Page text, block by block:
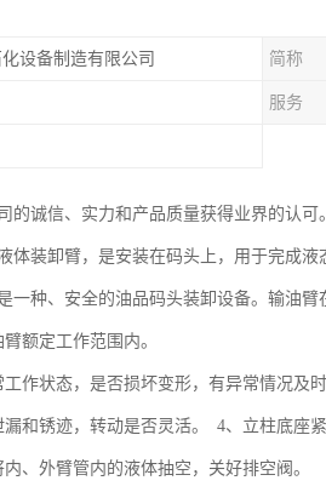
设备制造有限公司 简称
服务
的诚信、实力和产品质量获得业界的认可
体装卸臂，是安装在码头上，用于完成
一种、安全的油品码头装卸设备。输油臂
额定工作范围内。
作状态，是否损坏变形，有异常情况及时
和锈迹，转动是否灵活。 4、立柱底座
、外臂管内的液体抽空，关好排空阀。